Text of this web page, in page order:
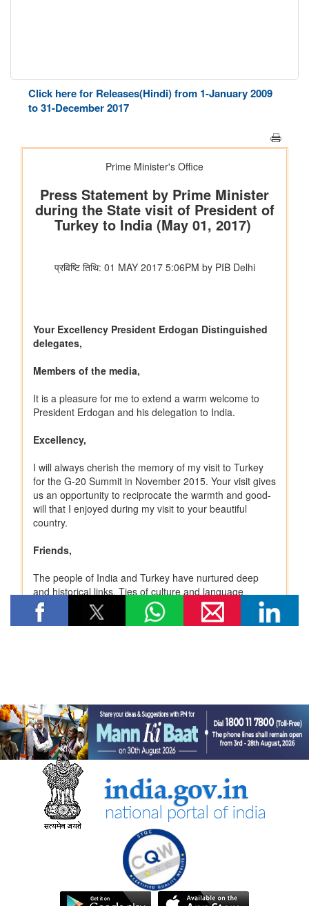
Click here for Releases(Hindi) from 1-January 2009
to 31-December 2017